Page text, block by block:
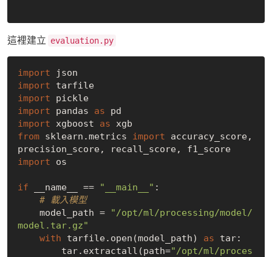
這裡建立 evaluation.py
import
import
tarfile
import
pickle
import pandas as
import xgboost as
from sklearn.metrics import accuracy_score,
precision_score, recall_score, f1_score
import os
if __name__ == "__main__" :
# 載入模型
    model_path =
"/opt/ml/processing/model/
model.tar.gz"
with tarfile.open(model_path) as tar:
        tar.extractall(path=
"/opt/ml/proces